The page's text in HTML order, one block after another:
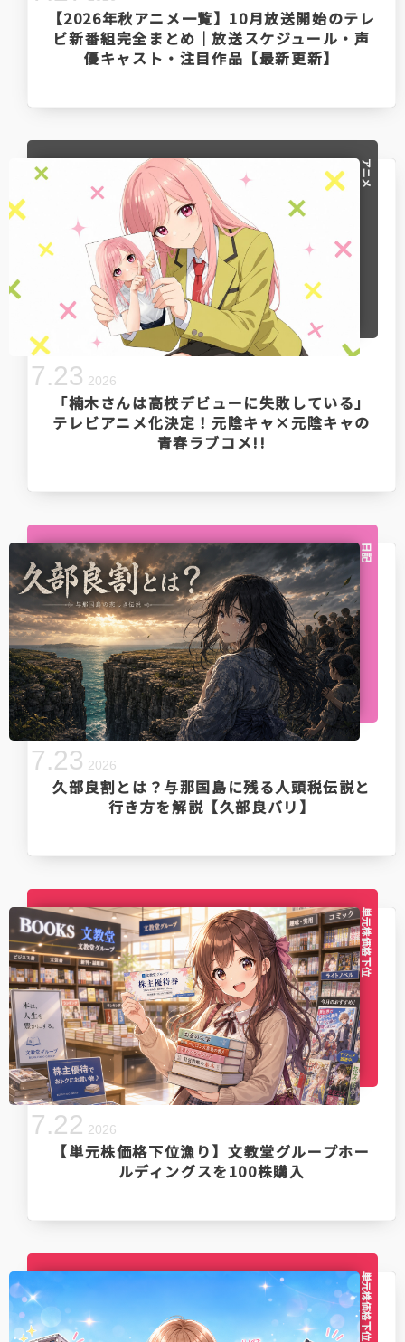
【2026年秋アニメ一覧】10月放送開始のテレ
ビ新番組完全まとめ｜放送スケジュール・声
優キャスト・注目作品【最新更新】
アニメ
「楠木さんは高校デビューに失敗している」
テレビアニメ化決定！元陰キャ×元陰キャの
青春ラブコメ!!
7.23 2026
日記
久部良割とは？与那国島に残る人頭税伝説と
行き方を解説【久部良バリ】
7.23 2026
単元株価格下位
【単元株価格下位漁り】文教堂グループホー
ルディングスを100株購入
7.22 2026
単元株価格下位